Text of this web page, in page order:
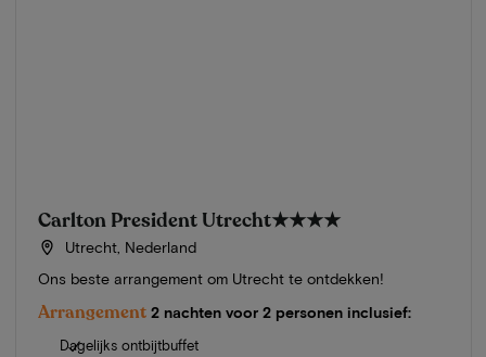
Carlton President Utrecht★★★★
Utrecht, Nederland
Ons beste arrangement om Utrecht te ontdekken!
Arrangement 2 nachten voor 2 personen inclusief:
Dagelijks ontbijtbuffet